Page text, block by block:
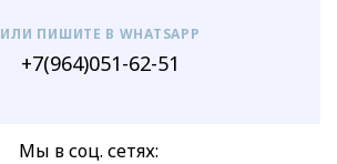
ИЛИ ПИШИТЕ В WHATSAPP
+7(964)051-62-51
Мы в соц. сетях: